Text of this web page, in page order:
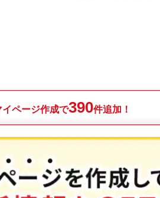
イページ作成で390件追加！